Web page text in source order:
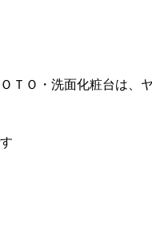
ＴＯ・洗面化粧台は、